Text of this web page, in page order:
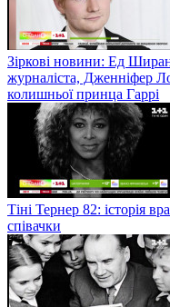
Зіркові новини: Ед
журналіста, Дженніфер
колишньої принца Гаррі
Тіні Тернер 82: історія
співачки